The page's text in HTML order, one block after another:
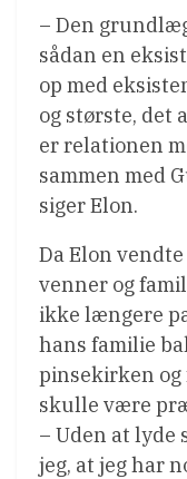
– Den
sådan en
op med
og største, det
er relationen
sammen med
siger Elon.
Da Elon
venner og
ikke længere
hans familie
pinsekirken og
skulle være
– Uden at lyde
jeg, at jeg har